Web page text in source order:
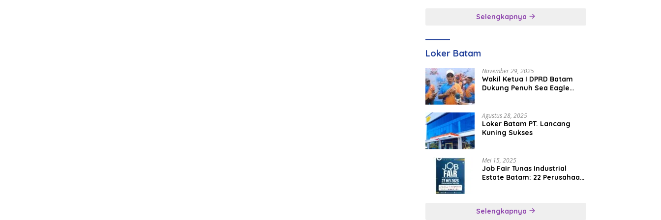
Selengkapnya
Loker Batam
November 29, 2025
Wakil Ketua I DPRD Batam
Dukung Penuh Sea Eagle
Agustus 28, 2025
Loker Batam PT. Lancang
Kuning Sukses
Mei 15, 2025
Job Fair Tunas Industrial
Estate Batam: 22 Perusahaan
Selengkapnya